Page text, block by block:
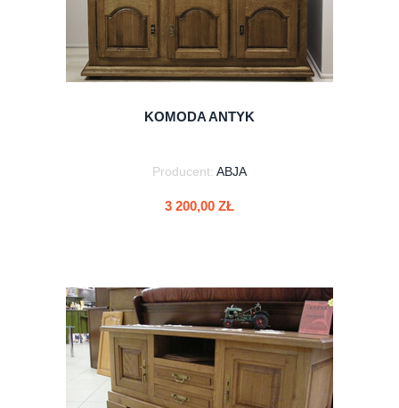
KOMODA ANTYK
Producent: ABJA
3 200,00 ZŁ
do koszyka